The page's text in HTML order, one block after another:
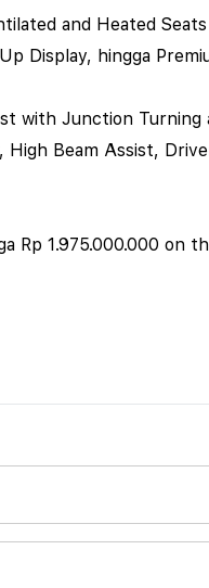
and Heated
Display, hingga
with Junction Turning
Beam Assist,
Rp 1.975.000.000 on